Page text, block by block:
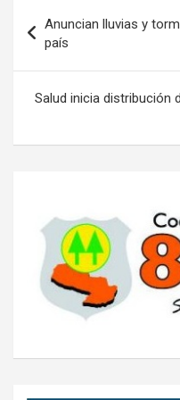
de
entradas
Anuncian lluvias y
país
Salud inicia distribución